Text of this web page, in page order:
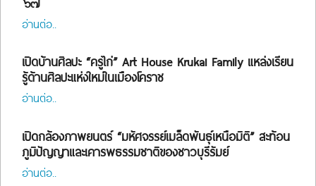
อ่านต่อ..
เปิดบ้านศิลปะ “ครูไก่” Art House Krukai Family แหล่งเรียน
รู้ด้านศิลปะแห่งใหม่ในเมืองโคราช
อ่านต่อ..
เปิดกล้องภาพยนตร์ “มหัศจรรย์เมล็ดพันธุ์เหนือมิติ” สะท้อน
ภูมิปัญญาและเคารพธรรมชาติของชาวบุรีรัมย์
อ่านต่อ..